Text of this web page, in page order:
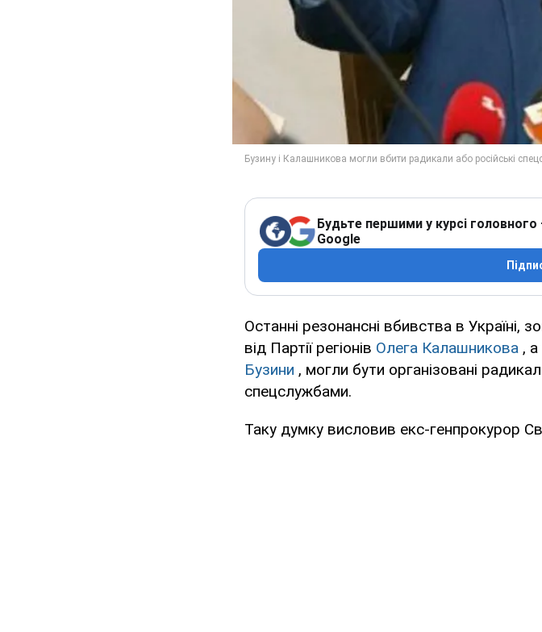
Будьте першими у курсі
Google
Останні резонансні вбивства в
від Партії регіонів Олега Калашникова ,
Бузини , могли бути організовані
спецслужбами.
Таку думку висловив екс-генпрокурор